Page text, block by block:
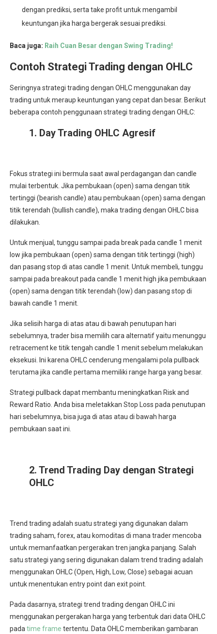
dengan prediksi, serta take profit untuk mengambil
keuntungan jika harga bergerak sesuai prediksi.
Baca juga: Raih Cuan Besar dengan Swing Trading!
Contoh Strategi Trading dengan OHLC
Seringnya strategi trading dengan OHLC menggunakan day
trading untuk meraup keuntungan yang cepat dan besar. Berikut
beberapa contoh penggunaan strategi trading dengan OHLC:
1. Day Trading OHLC Agresif
Fokus strategi ini bermula saat awal perdagangan dan candle
mulai terbentuk. Jika pembukaan (open) sama dengan titik
tertinggi (bearish candle) atau pembukaan (open) sama dengan
titik terendah (bullish candle), maka trading dengan OHLC bisa
dilakukan.
Untuk menjual, tunggu sampai pada break pada candle 1 menit
low jika pembukaan (open) sama dengan titik tertinggi (high)
dan pasang stop di atas candle 1 menit. Untuk membeli, tunggu
sampai pada breakout pada candle 1 menit high jika pembukaan
(open) sama dengan titik terendah (low) dan pasang stop di
bawah candle 1 menit.
Jika selisih harga di atas atau di bawah penutupan hari
sebelumnya, trader bisa memilih cara alternatif yaitu menunggu
retracement ke titik tengah candle 1 menit sebelum melakukan
eksekusi. Ini karena OHLC cenderung mengalami pola pullback
terutama jika candle pertama memiliki range harga yang besar.
Strategi pullback dapat membantu meningkatkan Risk and
Reward Ratio. Anda bisa meletakkan Stop Loss pada penutupan
hari sebelumnya, bisa juga di atas atau di bawah harga
pembukaan saat ini.
2. Trend Trading Day dengan Strategi
OHLC
Trend trading adalah suatu strategi yang digunakan dalam
trading saham, forex, atau komoditas di mana trader mencoba
untuk memanfaatkan pergerakan tren jangka panjang. Salah
satu strategi yang sering digunakan dalam trend trading adalah
menggunakan OHLC (Open, High, Low, Close) sebagai acuan
untuk menentukan entry point dan exit point.
Pada dasarnya, strategi trend trading dengan OHLC ini
menggunakan pergerakan harga yang terbentuk dari data OHLC
pada time frame tertentu. Data OHLC memberikan gambaran